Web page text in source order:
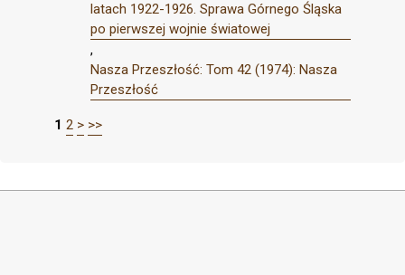
latach 1922-1926. Sprawa Górnego Śląska
po pierwszej wojnie światowej
,
Nasza Przeszłość: Tom 42 (1974): Nasza
Przeszłość
1 2 > >>